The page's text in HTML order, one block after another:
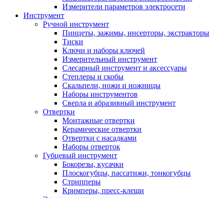
Измерители параметров электросети
Инструмент
Ручной инструмент
Пинцеты, зажимы, инсерторы, экстракторы
Тиски
Ключи и наборы ключей
Измерительный инструмент
Слесарный инструмент и аксессуары
Степлеры и скобы
Скальпели, ножи и ножницы
Наборы инструментов
Сверла и абразивный инструмент
Отвертки
Монтажные отвертки
Керамические отвертки
Отвертки с насадками
Наборы отверток
Губцевый инструмент
Бокорезы, кусачки
Плоскогубцы, пассатижи, тонкогубцы
Стрипперы
Кримперы, пресс-клещи